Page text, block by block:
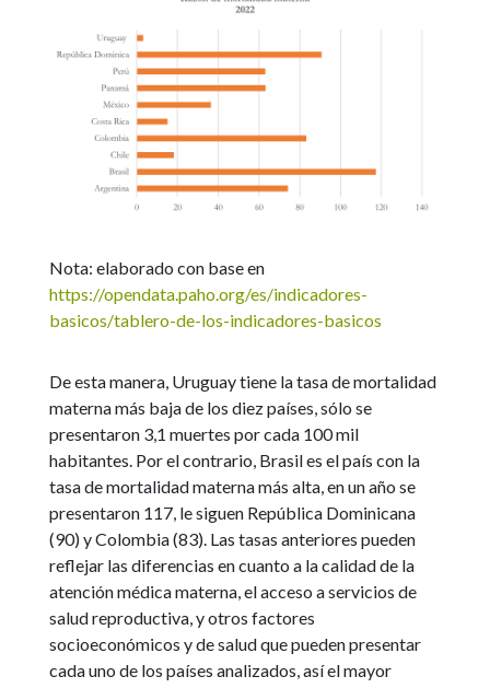
Nota: elaborado con base en
https://opendata.paho.org/es/indicadores-
basicos/tablero-de-los-indicadores-basicos
De esta manera, Uruguay tiene la tasa de mortalidad
materna más baja de los diez países, sólo se
presentaron 3,1 muertes por cada 100 mil
habitantes. Por el contrario, Brasil es el país con la
tasa de mortalidad materna más alta, en un año se
presentaron 117, le siguen República Dominicana
(90) y Colombia (83). Las tasas anteriores pueden
reflejar las diferencias en cuanto a la calidad de la
atención médica materna, el acceso a servicios de
salud reproductiva, y otros factores
socioeconómicos y de salud que pueden presentar
cada uno de los países analizados, así el mayor